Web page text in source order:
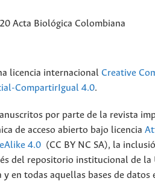
Acta Biológica Colombiana
licencia internacional Creative
CompartirIgual 4.0.
por parte de la revista
de acceso abierto bajo licencia
4.0 (CC BY NC SA), la
del repositorio institucional de la
y en todas aquellas bases de datos